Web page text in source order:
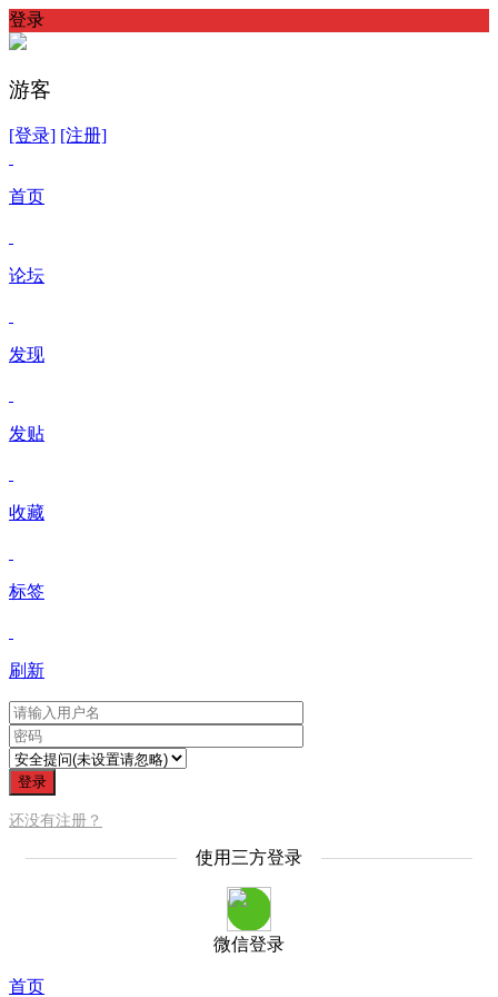
登录
游客
[登录] [注册]
首页
论坛
发现
发贴
收藏
标签
刷新
登录
还没有注册？
使用三方登录
微信登录
首页